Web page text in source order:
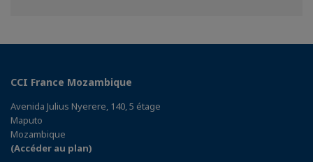
CCI France Mozambique
Avenida Julius Nyerere, 140, 5 étage
Maputo
Mozambique
(Accéder au plan)